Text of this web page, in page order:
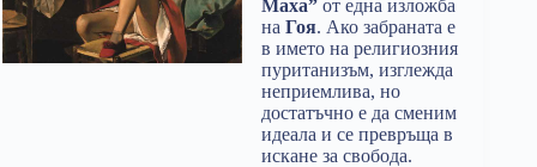
Маха”от една изложба
на Гоя. Ако забраната е
в името на религиозния
пуританизъм, изглежда
неприемлива, но
достатъчно е да сменим
идеала и се превръща в
искане за свобода.